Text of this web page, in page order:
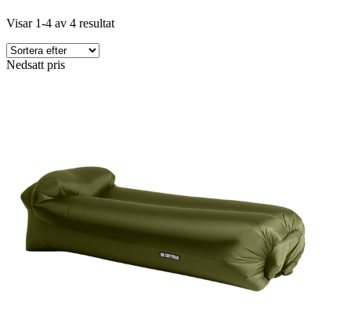
Visar 1-4 av 4 resultat
Nedsatt pris